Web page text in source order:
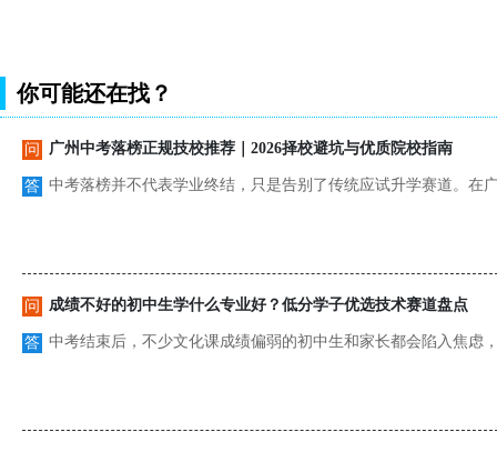
你可能还在找？
问 广州中考落榜正规技校推荐｜2026择校避坑与优质院校指南
答 中考落榜并不代表学业终结，只是告别了传统应试升学赛道。在
问 成绩不好的初中生学什么专业好？低分学子优选技术赛道盘点
答 中考结束后，不少文化课成绩偏弱的初中生和家长都会陷入焦虑